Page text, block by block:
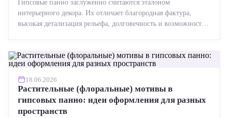
Гипсовые панно заслуженно считаются эталоном
интерьерного декора. Их отличает благородная фактура,
высокая детализация рельефа, долговечность и возможность
18.06.2026
Растительные (флоральные) мотивы в
гипсовых панно: идеи оформления для разных
пространств